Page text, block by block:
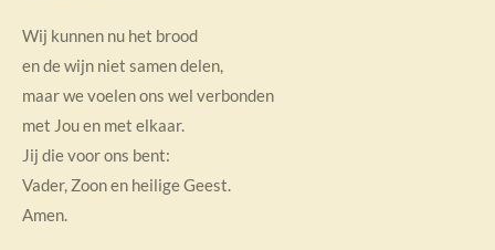
Wij kunnen nu het brood
en de wijn niet samen delen,
maar we voelen ons wel verbonden
met Jou en met elkaar.
Jij die voor ons bent:
Vader, Zoon en heilige Geest.
Amen.